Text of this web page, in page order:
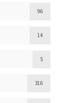
96
14
5
316